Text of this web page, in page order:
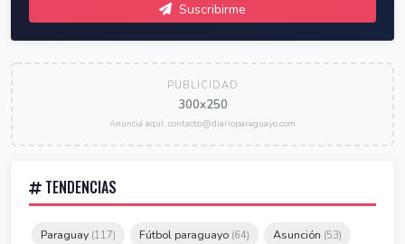
Suscribirme
PUBLICIDAD
300x250
Anunciá aquí: contacto@diarioparaguayo.com
TENDENCIAS
Paraguay (117) Fútbol paraguayo (64) Asunción (53)